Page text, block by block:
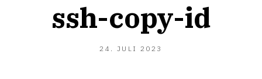
ssh-copy-id
24. JULI 2023